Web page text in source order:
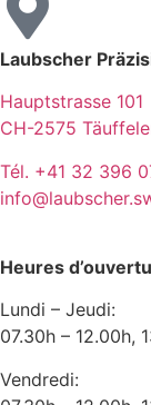
Laubscher
Hauptstrasse 101
CH-2575
Tél. +41 32 396
Heures
Lundi – Jeudi:
07.30h – 12.00h,
Vendredi: